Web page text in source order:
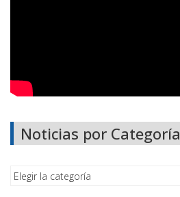
Noticias por Categoría